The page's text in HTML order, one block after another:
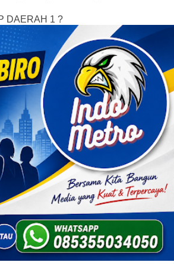
DAERAH 1 ?